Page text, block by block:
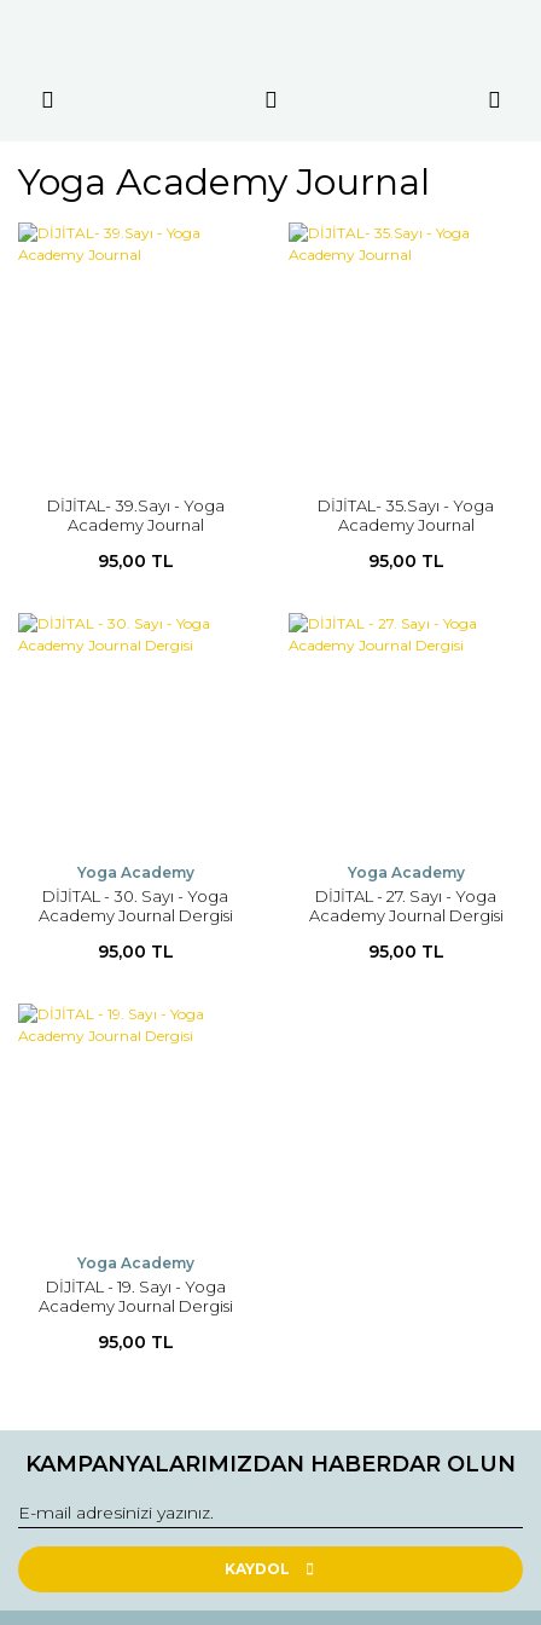
Yoga Academy Journal
DİJİTAL- 39.Sayı - Yoga
Academy Journal
95,00 TL
DİJİTAL- 35.Sayı - Yoga
Academy Journal
95,00 TL
Yoga Academy
DİJİTAL - 30. Sayı - Yoga
Academy Journal Dergisi
95,00 TL
Yoga Academy
DİJİTAL - 27. Sayı - Yoga
Academy Journal Dergisi
95,00 TL
Yoga Academy
DİJİTAL - 19. Sayı - Yoga
Academy Journal Dergisi
95,00 TL
KAMPANYALARIMIZDAN HABERDAR OLUN
KAYDOL